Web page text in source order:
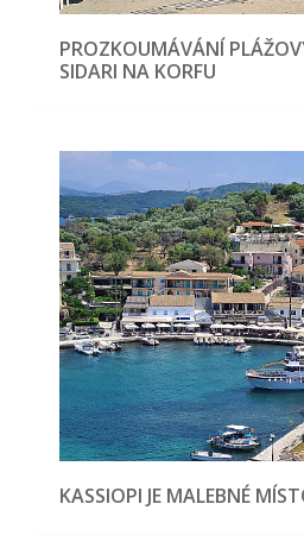
PROZKOUMÁVÁNÍ
SIDARI NA KORFU
KASSIOPI JE MALEBNÉ